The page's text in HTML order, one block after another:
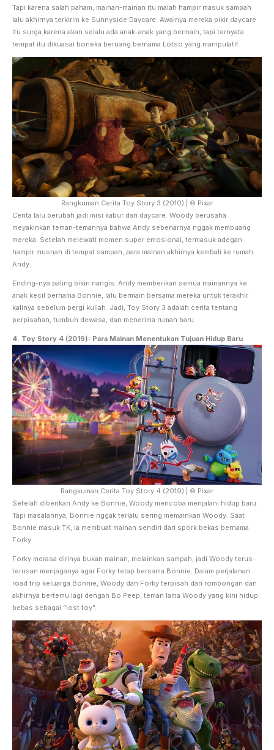
Tapi karena salah paham, mainan-mainan itu malah hampir masuk sampah
lalu akhirnya terkirim ke Sunnyside Daycare. Awalnya mereka pikir daycare
itu surga karena akan selalu ada anak-anak yang bermain, tapi ternyata
tempat itu dikuasai boneka beruang bernama Lotso yang manipulatif.
Rangkuman Cerita Toy Story 3 (2010) | © Pixar
Cerita lalu berubah jadi misi kabur dari daycare. Woody berusaha
meyakinkan teman-temannya bahwa Andy sebenarnya nggak membuang
mereka. Setelah melewati momen super emosional, termasuk adegan
hampir musnah di tempat sampah, para mainan akhirnya kembali ke rumah
Andy.
Ending-nya paling bikin nangis: Andy memberikan semua mainannya ke
anak kecil bernama Bonnie, lalu bermain bersama mereka untuk terakhir
kalinya sebelum pergi kuliah. Jadi, Toy Story 3 adalah cerita tentang
perpisahan, tumbuh dewasa, dan menerima rumah baru.
4. Toy Story 4 (2019): Para Mainan Menentukan Tujuan Hidup Baru
Rangkuman Cerita Toy Story 4 (2019) | © Pixar
Setelah diberikan Andy ke Bonnie, Woody mencoba menjalani hidup baru.
Tapi masalahnya, Bonnie nggak terlalu sering memainkan Woody. Saat
Bonnie masuk TK, ia membuat mainan sendiri dari spork bekas bernama
Forky.
Forky merasa dirinya bukan mainan, melainkan sampah, jadi Woody terus-
terusan menjaganya agar Forky tetap bersama Bonnie. Dalam perjalanan
road trip keluarga Bonnie, Woody dan Forky terpisah dari rombongan dan
akhirnya bertemu lagi dengan Bo Peep, teman lama Woody yang kini hidup
bebas sebagai “lost toy”.